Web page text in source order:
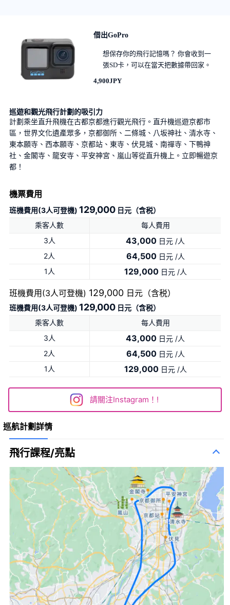
借出GoPro
想保存你的飛行記憶嗎？ 你會收到一
張SD卡，可以在當天把數據帶回家。
4,900JPY
巡遊和觀光飛行計劃的吸引力
計劃乘坐直升飛機在古都京都進行觀光飛行。直升機巡遊京都市
區，世界文化遺產眾多，京都御所、二條城、八坂神社、清水寺、
東本願寺、西本願寺、京都站、東寺、伏見城、南禪寺、下鴨神
社、金閣寺、龍安寺、平安神宮、嵐山等從直升機上。立即暢遊京
都！
機票費用
班機費用(3人可登機) 129,000 日元（含税）
乘客人數
每人費用
3人
43,000 日元 /人
2人
64,500日元 /人
1人
129,000日元 /人
班機費用(3人可登機) 129,000 日元（含税）
班機費用(3人可登機) 129,000 日元（含税）
乘客人數
每人費用
3人
43,000 日元 /人
2人
64,500日元 /人
1人
129,000日元 /人
請關注Instagram！!
巡航計劃詳情
飛行課程/亮點